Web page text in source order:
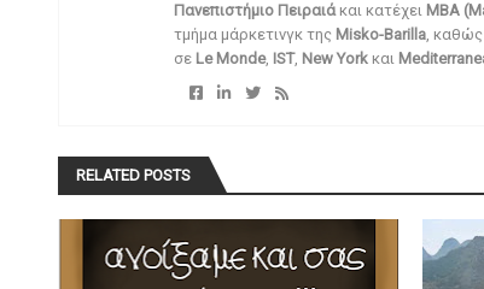
Πανεπιστήμιο Πειραιάκαι κατέχει MBA
τμήμα μάρκετινγκ της Misko-Barilla, καθώς
σε Le Monde, IST, New Yorkκαι
RELATED POSTS